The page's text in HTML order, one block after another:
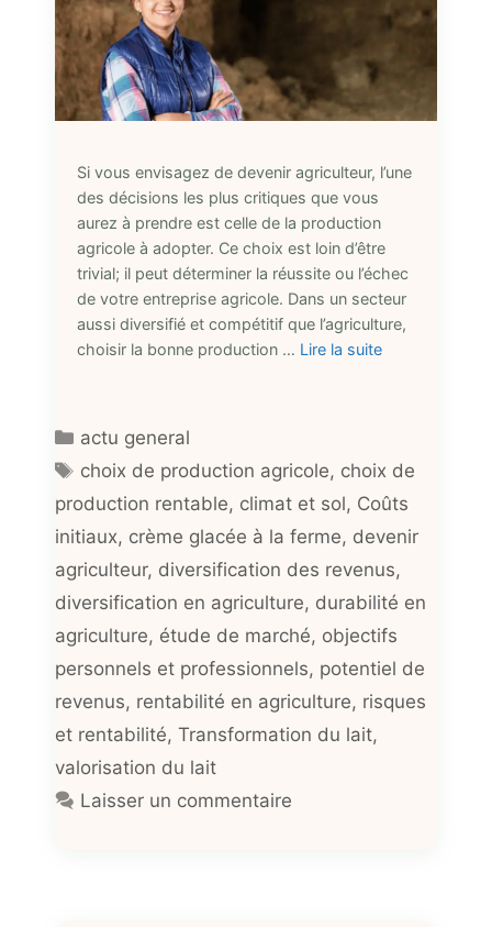
Si vous envisagez de devenir agriculteur, l’une
des décisions les plus critiques que vous
aurez à prendre est celle de la production
agricole à adopter. Ce choix est loin d’être
trivial; il peut déterminer la réussite ou l’échec
de votre entreprise agricole. Dans un secteur
aussi diversifié et compétitif que l’agriculture,
choisir la bonne production … Lire la suite
Catégories
actu general
Étiquettes
choix de production agricole, choix de
production rentable, climat et sol, Coûts
initiaux, crème glacée à la ferme, devenir
agriculteur, diversification des revenus,
diversification en agriculture, durabilité en
agriculture, étude de marché, objectifs
personnels et professionnels, potentiel de
revenus, rentabilité en agriculture, risques
et rentabilité, Transformation du lait,
valorisation du lait
Laisser un commentaire